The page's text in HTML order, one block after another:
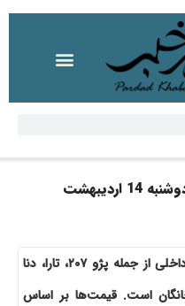
این گزارش شامل قیمت خودروهای داخلی از جمله پژو ۲۰۷، تارا، دنا
است. قیمت‌ها بر اساس